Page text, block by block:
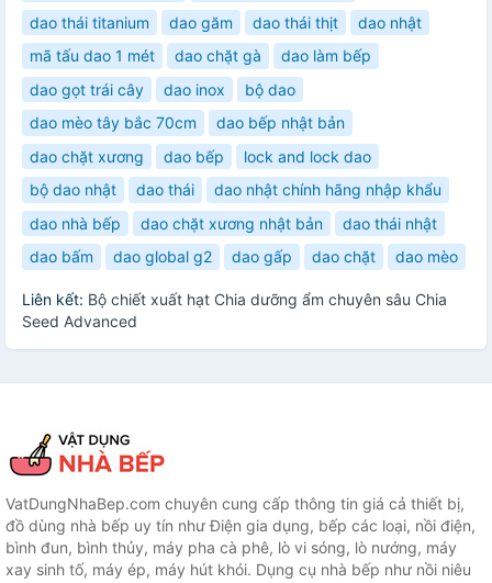
dao thái titanium
dao găm dao thái thịt
dao nhật
mã tấu dao 1 mét
dao chặt gà
dao làm bếp
dao gọt trái cây
dao inox
bộ dao
dao mèo tây bắc 70cm
dao bếp nhật bản
dao chặt xương
dao bếp
lock and lock dao
bộ dao nhật
dao thái
dao nhật chính hãng nhập khẩu
dao nhà bếp
dao chặt xương nhật bản
dao thái nhật
dao bấm
dao global g2 dao gấp dao chặt dao mèo
Liên kết: Bộ chiết xuất hạt Chia dưỡng ẩm chuyên sâu Chia
Seed Advanced
VatDungNhaBep.com chuyên cung cấp thông tin giá cả thiết bị,
đồ dùng nhà bếp uy tín như Điện gia dụng, bếp các loại, nồi điện,
bình đun, bình thủy, máy pha cà phê, lò vi sóng, lò nướng, máy
xay sinh tố, máy ép, máy hút khói. Dụng cụ nhà bếp như nồi niêu